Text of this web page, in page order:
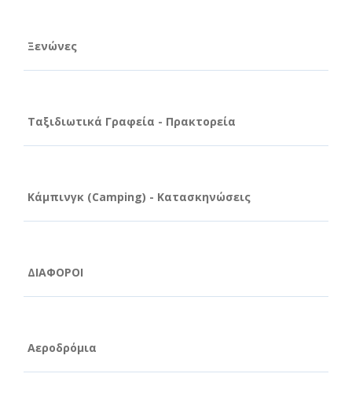
Ξενώνες
Ταξιδιωτικά Γραφεία - Πρακτορεία
Κάμπινγκ (Camping) - Κατασκηνώσεις
ΔΙΑΦΟΡΟΙ
Αεροδρόμια